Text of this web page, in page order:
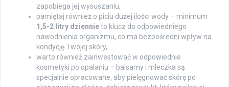
zapobiega jej wysuszaniu,
pamiętaj również o piciu dużej ilości wody – minimum
1,5-2 litry dziennieto klucz do odpowiedniego
nawodnienia organizmu, co ma bezpośredni wpływ na
kondycję Twojej skóry,
warto również zainwestować w odpowiednie
kosmetyki po opalaniu – balsamy i mleczka są
specjalnie opracowane, aby pielęgnować skórę po